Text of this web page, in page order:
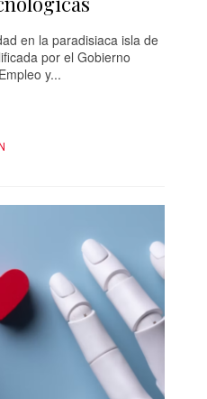
en la paradisiaca isla de
por el Gobierno
y...